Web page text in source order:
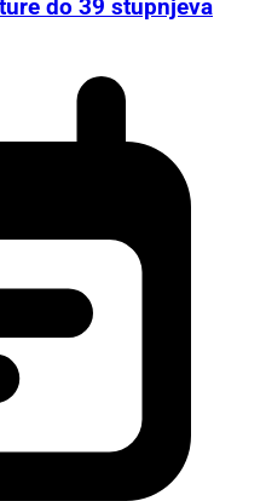
do 39 stupnjeva